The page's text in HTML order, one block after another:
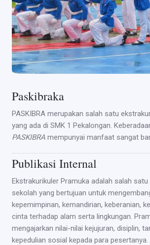
Paskibraka
PASKIBRA merupakan salah satu
yang ada di SMK 1 Pekalongan.
PASKIBRA mempunyai manfaat sangat
Publikasi Internal
Ekstrakurikuler Pramuka adalah salah satu
sekolah yang bertujuan untuk
kepemimpinan, kemandirian, keberanian,
cinta terhadap alam serta lingkungan.
mengajarkan nilai-nilai kejujuran, disiplin,
kepedulian sosial kepada para pesertanya.